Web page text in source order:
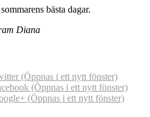
bästa dagar.
Diana
(Öppnas i ett nytt fönster)
(Öppnas i ett nytt fönster)
(Öppnas i ett nytt fönster)